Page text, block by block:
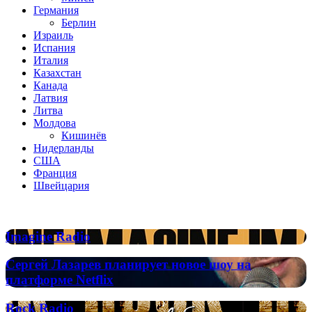
Германия
Берлин
Израиль
Испания
Италия
Казахстан
Канада
Латвия
Литва
Молдова
Кишинёв
Нидерланды
США
Франция
Швейцария
Imagine
Radio
Imagine Radio
Сергей
Лазарев
планирует
новое
Сергей Лазарев планирует новое шоу на
платформе Netflix
Rock
Rock Radio